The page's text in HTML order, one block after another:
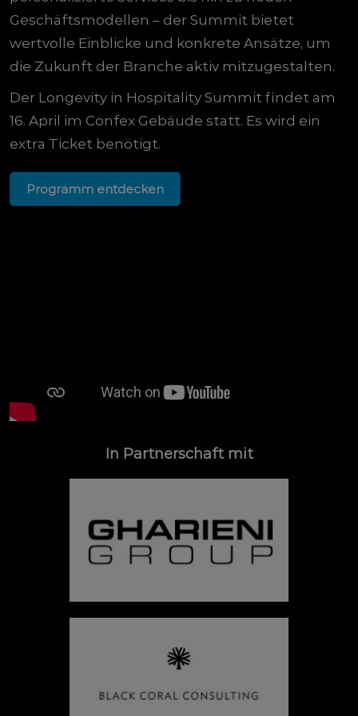
Geschäftsmodellen – der Summit bietet
wertvolle Einblicke und konkrete Ansätze, um
die Zukunft der Branche aktiv mitzugestalten.
Der Longevity in Hospitality Summit findet am
16. April im Confex Gebäude statt. Es wird ein
extra Ticket benötigt.
Programm entdecken
In Partnerschaft mit